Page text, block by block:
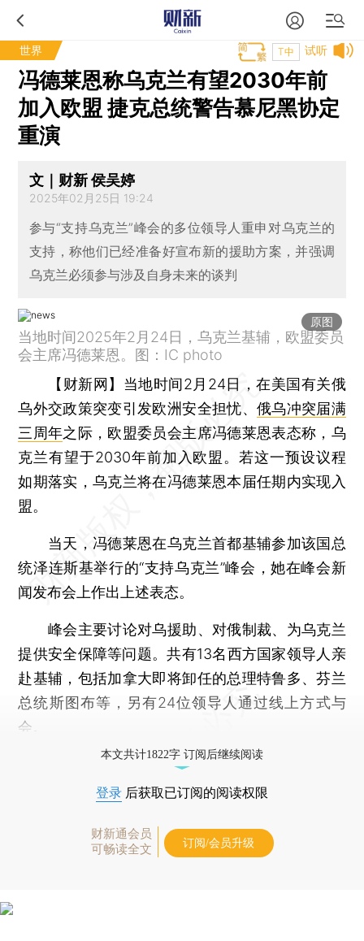
世界 试听
T中
冯德莱恩称乌克兰有望2030年前
加入欧盟 捷克总统警告慕尼黑协定
重演
文｜财新 侯吴婷
2025年02月25日 19:24
参与“支持乌克兰”峰会的多位领导人重申对乌克兰的
支持，称他们已经准备好宣布新的援助方案，并强调
乌克兰必须参与涉及自身未来的谈判
原图
当地时间2025年2月24日，乌克兰基辅，欧盟委员
会主席冯德莱恩。图：IC photo
【财新网】 当地时间2月24日，在美国有关俄
乌外交政策突变引发欧洲安全担忧、 俄乌冲突届满
三周年之际，欧盟委员会主席冯德莱恩表态称，乌
克兰有望于2030年前加入欧盟。若这一预设议程
如期落实，乌克兰将在冯德莱恩本届任期内实现入
盟。
当天，冯德莱恩在乌克兰首都基辅参加该国总
统泽连斯基举行的“支持乌克兰”峰会，她在峰会新
闻发布会上作出上述表态。
峰会主要讨论对乌援助、对俄制裁、为乌克兰
提供安全保障等问题。共有13名西方国家领导人亲
赴基辅，包括加拿大即将卸任的总理特鲁多、芬兰
总统斯图布等，另有24位领导人通过线上方式与
会。
本文共计1822字 订阅后继续阅读
登录 后获取已订阅的阅读权限
财新通会员
可畅读全文
订阅/会员升级